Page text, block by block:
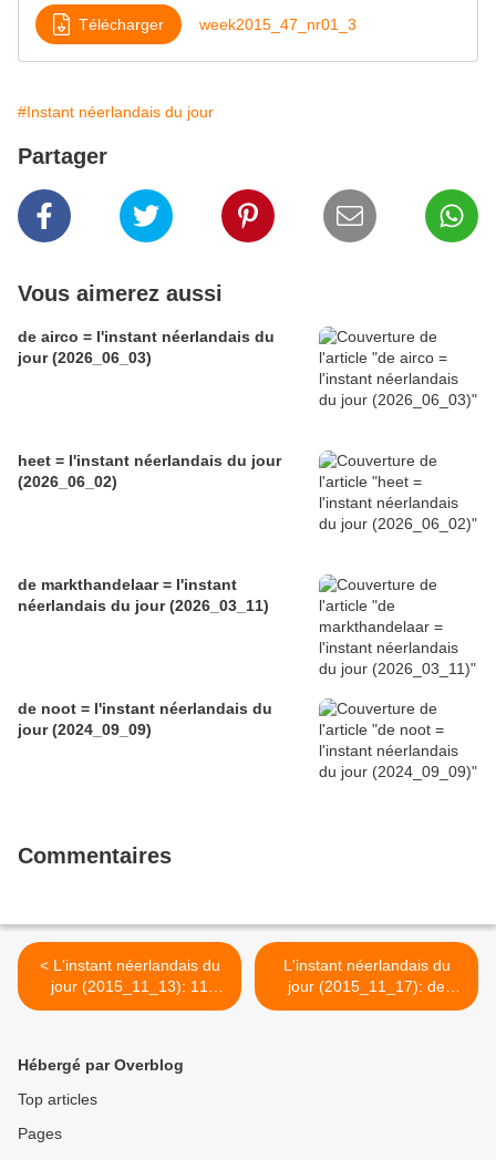
Télécharger week2015_47_nr01_3
#Instant néerlandais du jour
Partager
Vous aimerez aussi
de airco = l'instant néerlandais du
jour (2026_06_03)
heet = l'instant néerlandais du jour
(2026_06_02)
de markthandelaar = l'instant
néerlandais du jour (2026_03_11)
de noot = l'instant néerlandais du
jour (2024_09_09)
Commentaires
< L'instant néerlandais du
jour (2015_11_13): 11
november om 11.11 uur
L'instant néerlandais du
jour (2015_11_17): de
kaars >
Hébergé par Overblog
Top articles
Pages